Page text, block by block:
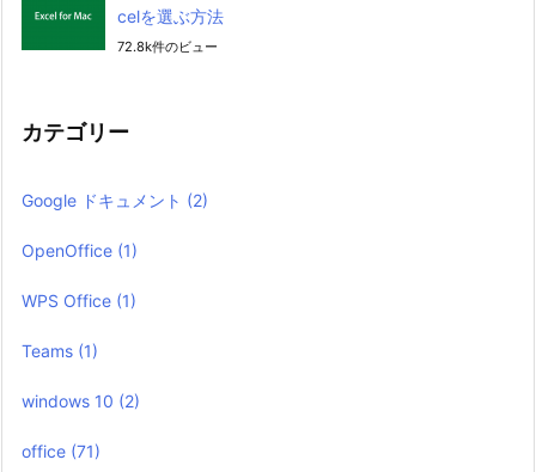
celを選ぶ方法
72.8k件のビュー
カテゴリー
Google ドキュメント (2)
OpenOffice (1)
WPS Office (1)
Teams (1)
windows 10 (2)
office (71)